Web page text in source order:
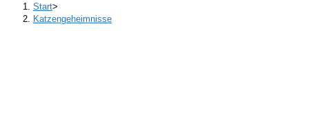
Start>
Katzengeheimnisse